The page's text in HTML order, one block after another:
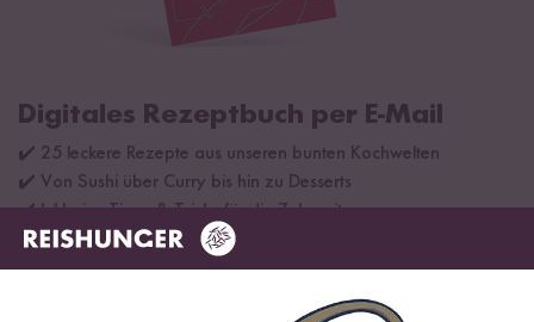
Digitales Rezeptbuch per E-Mail
✔️ 25 leckere Rezepte aus unseren bunten Kochwelten
✔️ Von Sushi über Curry bis hin zu Desserts
✔️ Inklusive Tipps & Tricks für die Zubereitung